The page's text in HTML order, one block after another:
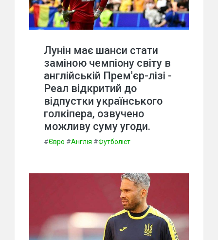
Лунін має шанси стати
заміною чемпіону світу в
англійській Прем'єр-лізі -
Реал відкритий до
відпустки українського
голкіпера, озвучено
можливу суму угоди.
#Євро #Англія #Футболіст